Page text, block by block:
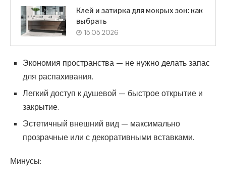
Клей и затирка для мокрых зон: как
выбрать
15.05.2026
Экономия пространства — не нужно делать запас
для распахивания.
Легкий доступ к душевой — быстрое открытие и
закрытие.
Эстетичный внешний вид — максимально
прозрачные или с декоративными вставками.
Минусы: